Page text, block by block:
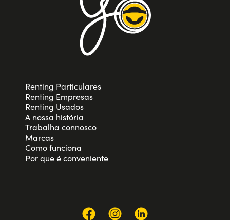
Renting Particulares
Renting Empresas
Renting Usados
A nossa história
Trabalha connosco
Marcas
Como funciona
Por que é conveniente